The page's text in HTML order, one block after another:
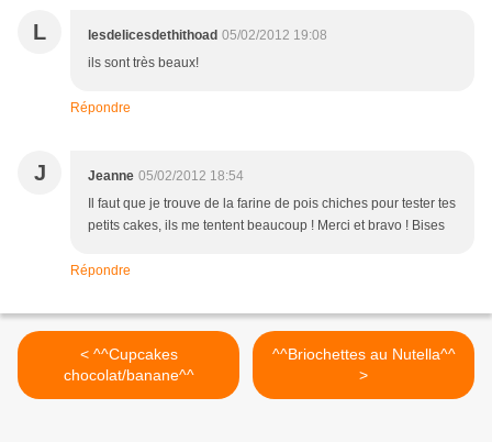
L lesdelicesdethithoad 05/02/2012 19:08
ils sont très beaux!
Répondre
J Jeanne 05/02/2012 18:54
Il faut que je trouve de la farine de pois chiches pour tester tes
petits cakes, ils me tentent beaucoup ! Merci et bravo ! Bises
Répondre
< ^^Cupcakes
chocolat/banane^^
^^Briochettes au Nutella^^
>